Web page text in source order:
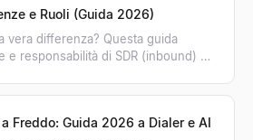
e Ruoli (Guida 2026)
vera differenza? Questa guida
e responsabilità di SDR (inbound) e
Freddo: Guida 2026 a Dialer e AI